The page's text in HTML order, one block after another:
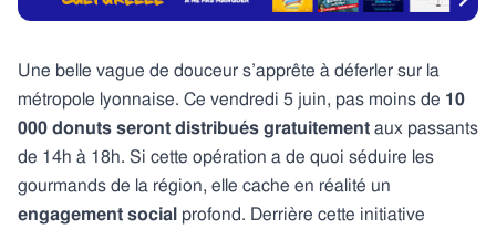
Une belle vague de douceur s’apprête à déferler sur la
métropole lyonnaise. Ce vendredi 5 juin, pas moins de 10
000 donuts seront distribués gratuitement aux passants
de 14h à 18h. Si cette opération a de quoi séduire les
gourmands de la région, elle cache en réalité un
engagement social profond. Derrière cette initiative